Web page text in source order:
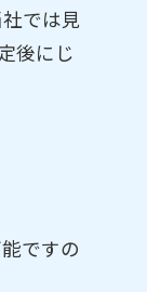
では見
後にじ
ですの